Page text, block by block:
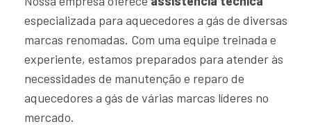
especializada para aquecedores a gás de diversas
marcas renomadas. Com uma equipe treinada e
experiente, estamos preparados para atender às
necessidades de manutenção e reparo de
aquecedores a gás de várias marcas líderes no
mercado.